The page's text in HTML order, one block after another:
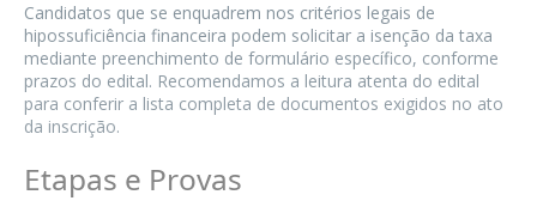
Candidatos que se enquadrem nos critérios legais de
hipossuficiência financeira podem solicitar a isenção da taxa
mediante preenchimento de formulário específico, conforme
prazos do edital. Recomendamos a leitura atenta do edital
para conferir a lista completa de documentos exigidos no ato
da inscrição.
Etapas e Provas